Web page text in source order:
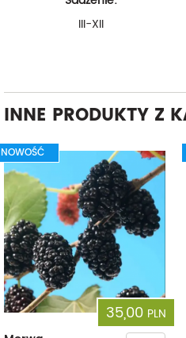
III-XII
INNE PRODUKTY Z
NOWOŚĆ
35,00 PLN